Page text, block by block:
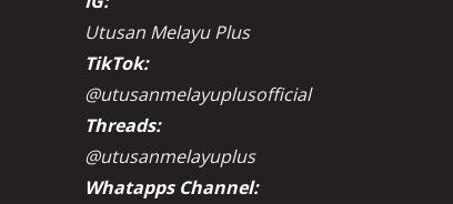
Utusan Melayu Plus
TikTok:
@utusanmelayuplusofficial
Threads:
@utusanmelayuplus
Whatapps Channel: